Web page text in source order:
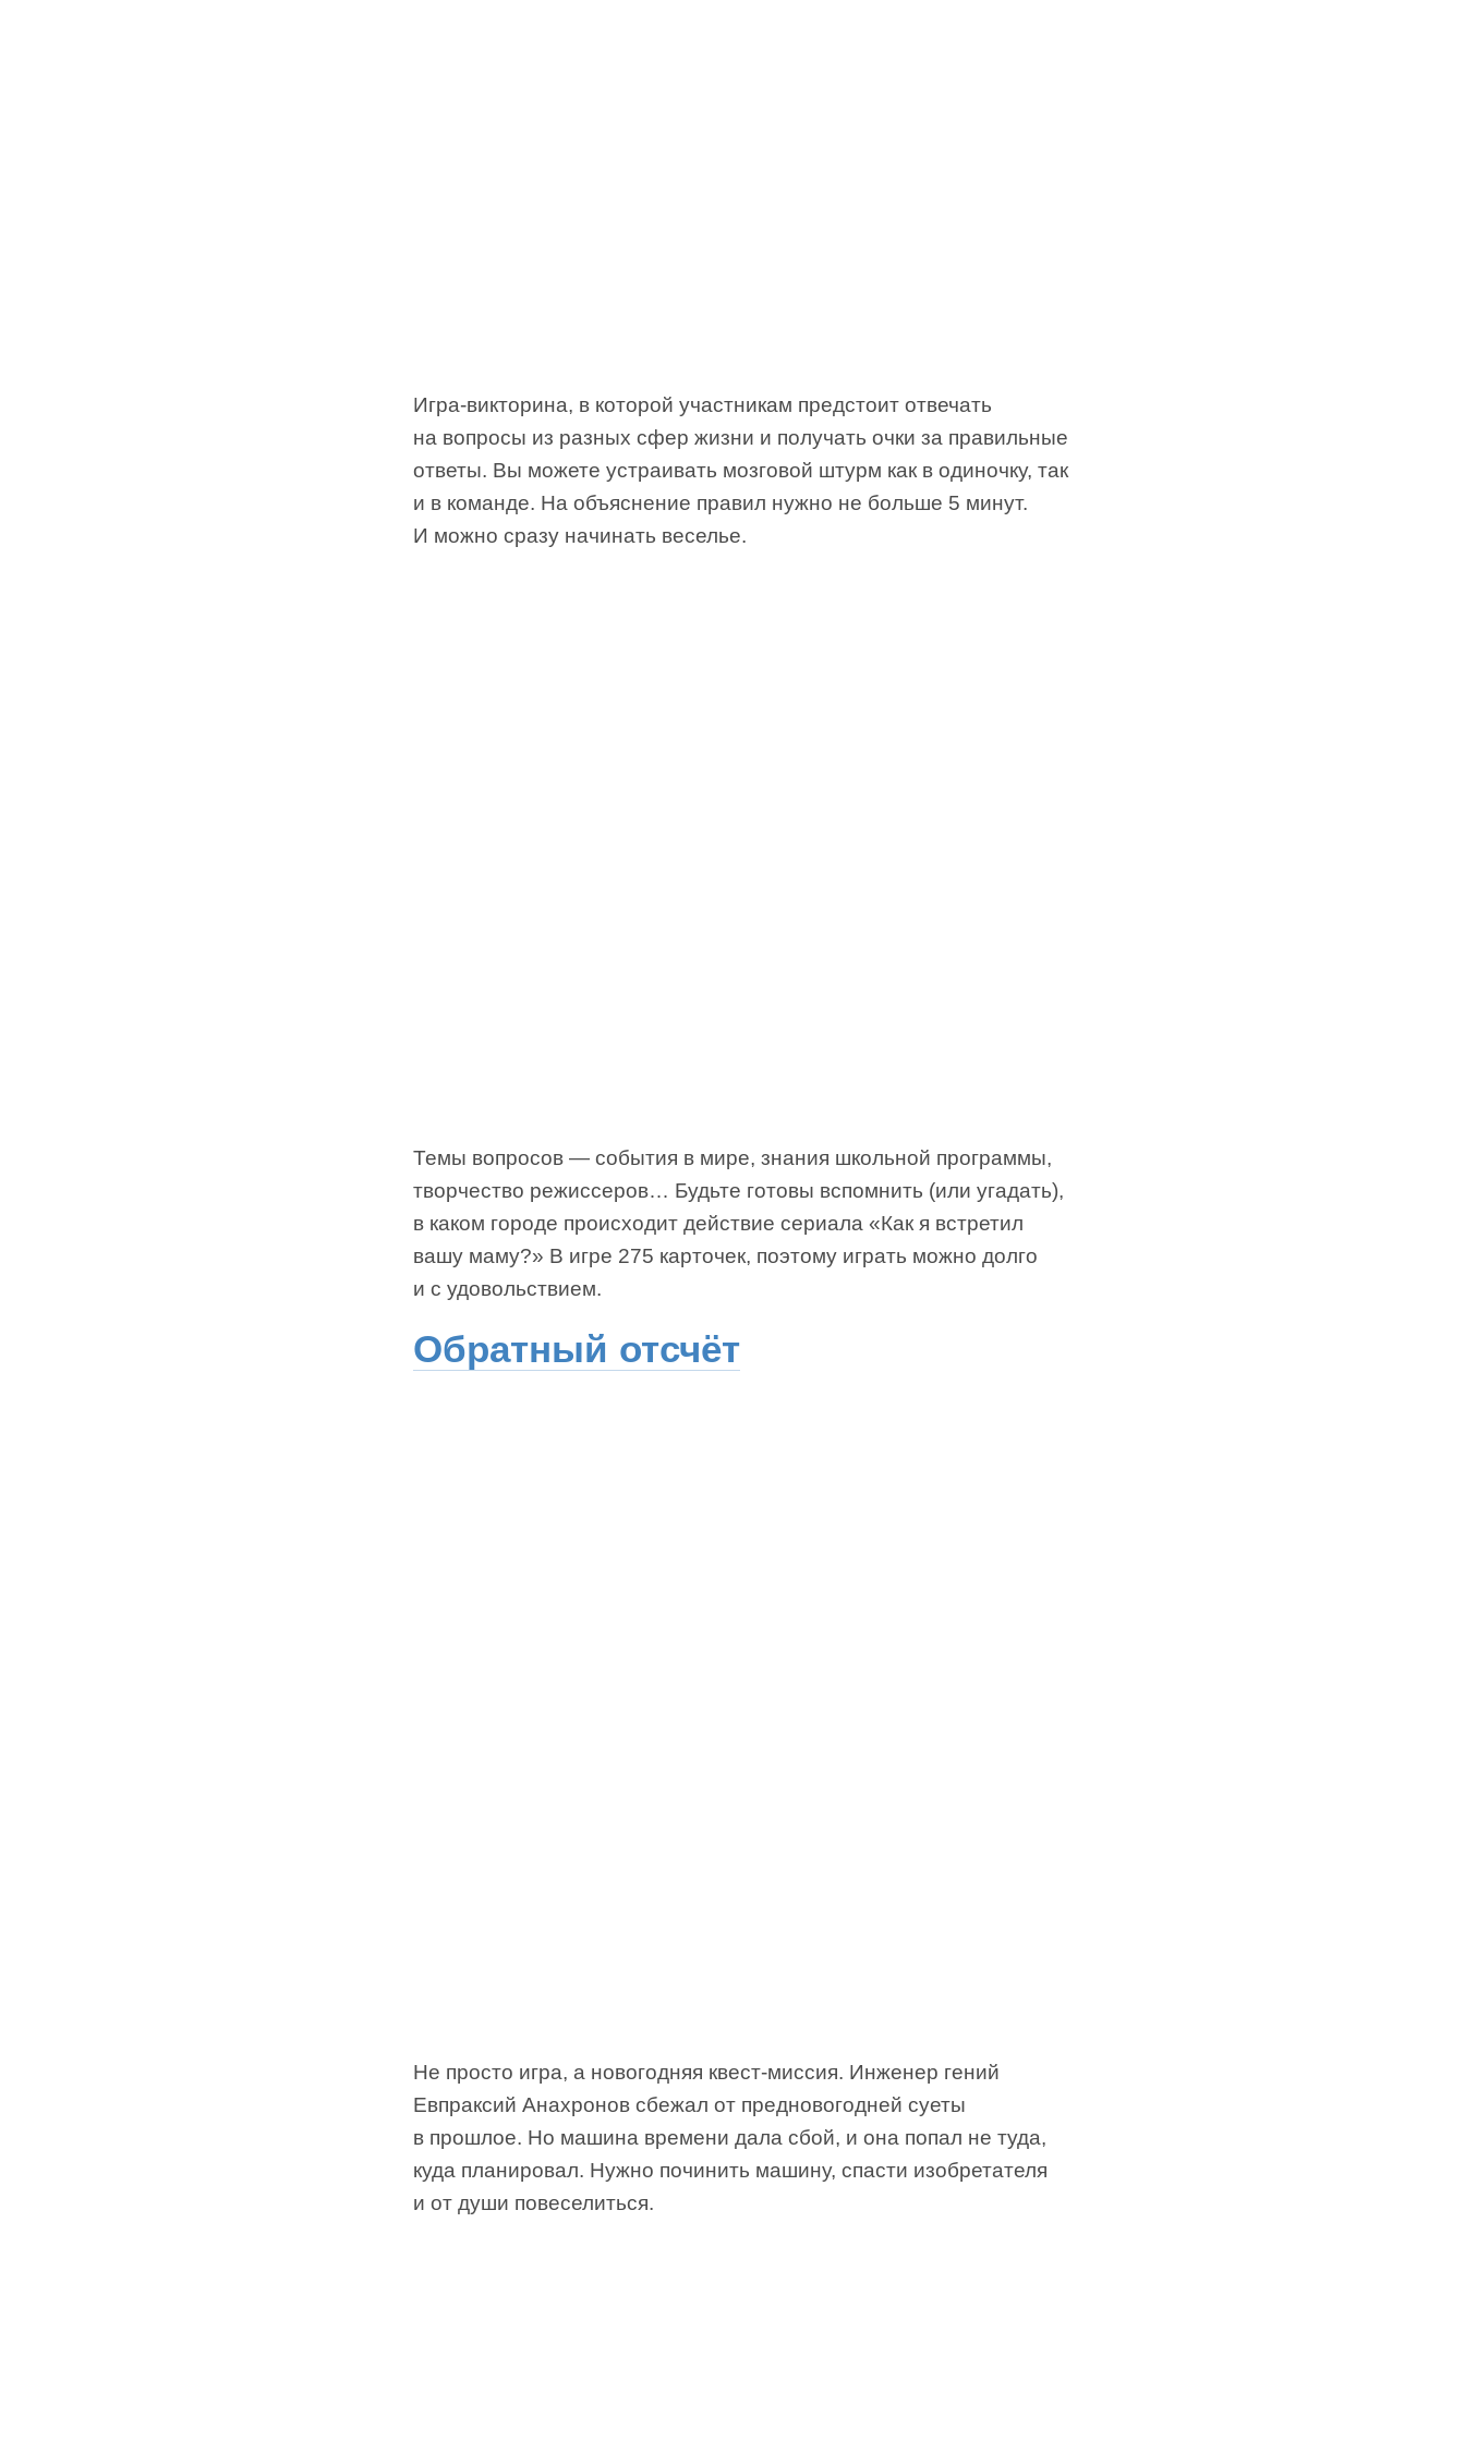
Игра-викторина, в которой участникам предстоит отвечать
на вопросы из разных сфер жизни и получать очки за правильные
ответы. Вы можете устраивать мозговой штурм как в одиночку, так
и в команде. На объяснение правил нужно не больше 5 минут.
И можно сразу начинать веселье.
Темы вопросов — события в мире, знания школьной программы,
творчество режиссеров… Будьте готовы вспомнить (или угадать),
в каком городе происходит действие сериала «Как я встретил
вашу маму?» В игре 275 карточек, поэтому играть можно долго
и с удовольствием.
Обратный отсчёт
Не просто игра, а новогодняя квест-миссия. Инженер гений
Евпраксий Анахронов сбежал от предновогодней суеты
в прошлое. Но машина времени дала сбой, и она попал не туда,
куда планировал. Нужно починить машину, спасти изобретателя
и от души повеселиться.